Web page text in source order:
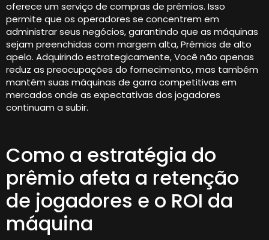
oferece um serviço de compras de prêmios. Isso
permite que os operadores se concentrem em
administrar seus negócios, garantindo que as máquinas
sejam preenchidas com margem alta, Prêmios de alto
apelo. Adquirindo estrategicamente, Você não apenas
reduz as preocupações do fornecimento, mas também
mantém suas máquinas de garra competitivas em
mercados onde as expectativas dos jogadores
continuam a subir.
Como a estratégia do
prêmio afeta a retenção
de jogadores e o ROI da
máquina